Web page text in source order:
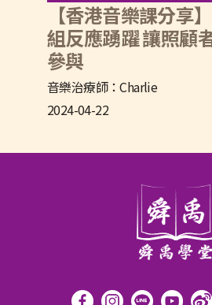
【香港音樂課分享
組反應踴躍 讓照顧
參與
音樂治療師：Charlie
2024-04-22